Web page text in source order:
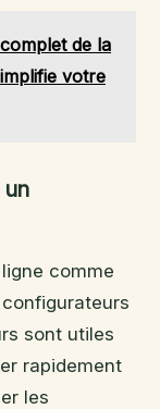
de la
votre
un
comme
sont utiles
rapidement
les